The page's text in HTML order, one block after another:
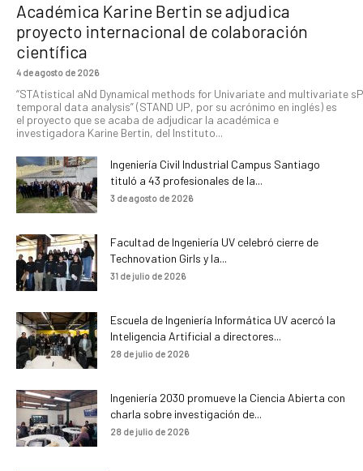
Académica Karine Bertin se adjudica
proyecto internacional de colaboración
científica
4 de agosto de 2026
“STAtistical aNd Dynamical methods for Univariate and multivariate
temporal data analysis” (STAND UP, por su acrónimo en inglés) es
el proyecto que se acaba de adjudicar la académica e
investigadora Karine Bertin, del Instituto...
Ingeniería Civil Industrial Campus Santiago
tituló a 43 profesionales de la...
3 de agosto de 2026
Facultad de Ingeniería UV celebró cierre de
Technovation Girls y la...
31 de julio de 2026
Escuela de Ingeniería Informática UV acercó la
Inteligencia Artificial a directores...
28 de julio de 2026
Ingeniería 2030 promueve la Ciencia Abierta con
charla sobre investigación de...
28 de julio de 2026